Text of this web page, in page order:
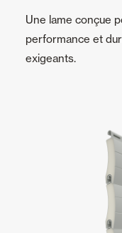
Une lame conçue
performance et
exigeants.